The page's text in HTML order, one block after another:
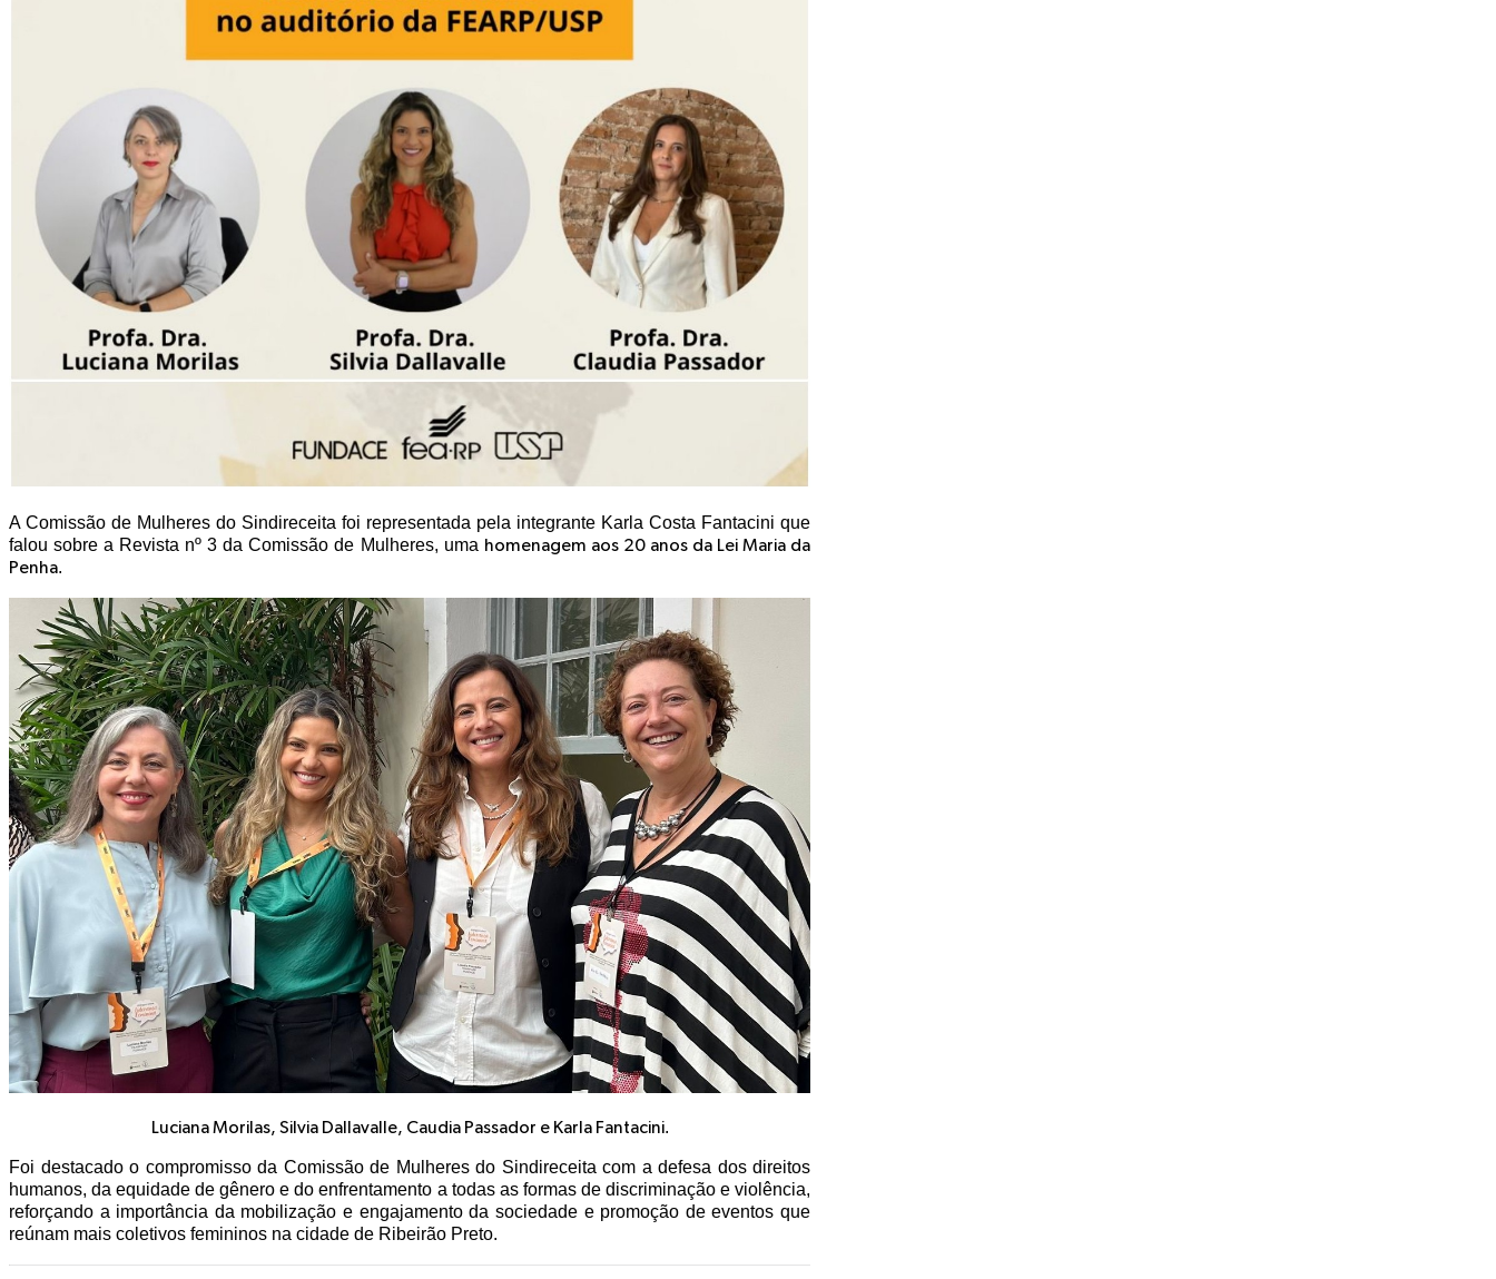
A Comissão de Mulheres do Sindireceita foi representada pela integrante Karla Costa Fantacini que
falou sobre a Revista nº 3 da Comissão de Mulheres, uma homenagem aos 20 anos da Lei Maria da
Penha.
Luciana Morilas, Silvia Dallavalle, Caudia Passador e Karla Fantacini.
Foi destacado o compromisso da Comissão de Mulheres do Sindireceita com a defesa dos direitos
humanos, da equidade de gênero e do enfrentamento a todas as formas de discriminação e violência,
reforçando a importância da mobilização e engajamento da sociedade e promoção de eventos que
reúnam mais coletivos femininos na cidade de Ribeirão Preto.